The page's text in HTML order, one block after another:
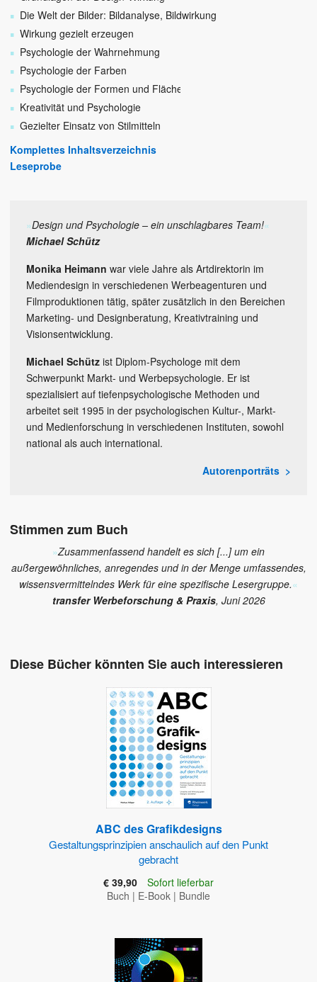
Die Welt der Bilder: Bildanalyse, Bildwirkung
Wirkung gezielt erzeugen
Psychologie der Wahrnehmung
Psychologie der Farben
Psychologie der Formen und Flächen
Kreativität und Psychologie
Gezielter Einsatz von Stilmitteln
Komplettes Inhaltsverzeichnis
Leseprobe
»Design und Psychologie – ein unschlagbares Team!«
Michael Schütz
Monika Heimann war viele Jahre als Artdirektorin im
Mediendesign in verschiedenen Werbeagenturen und
Filmproduktionen tätig, später zusätzlich in den Bereichen
Marketing- und Designberatung, Kreativtraining und
Visionsentwicklung.
Michael Schütz ist Diplom-Psychologe mit dem
Schwerpunkt Markt- und Werbepsychologie. Er ist
spezialisiert auf tiefenpsychologische Methoden und
arbeitet seit 1995 in der psychologischen Kultur-, Markt-
und Medienforschung in verschiedenen Instituten, sowohl
national als auch international.
Autorenporträts
Stimmen zum Buch
»Zusammenfassend handelt es sich [...] um ein
außergewöhnliches, anregendes und in der Menge umfassendes,
wissensvermittelndes Werk für eine spezifische Lesergruppe.«
transfer Werbeforschung & Praxis, Juni 2026
Diese Bücher könnten Sie auch interessieren
ABC des Grafikdesigns
Gestaltungsprinzipien anschaulich auf den Punkt
gebracht
€ 39,90
Sofort lieferbar
Buch | E-Book | Bundle